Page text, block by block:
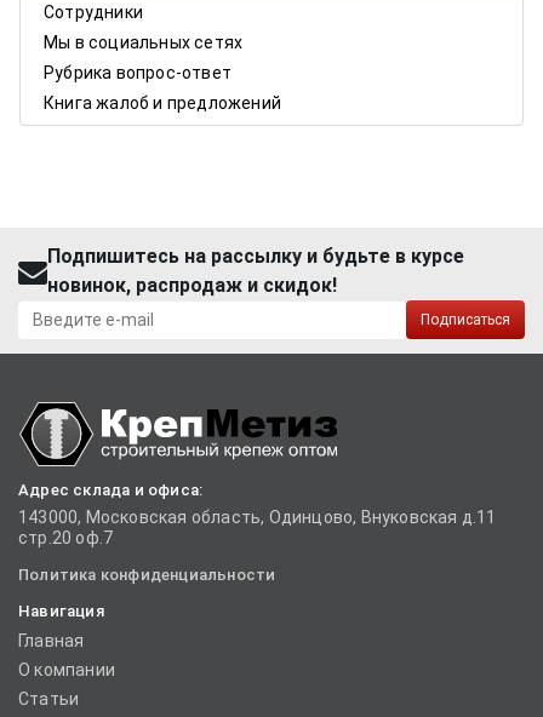
Сотрудники
Мы в социальных сетях
Рубрика вопрос-ответ
Книга жалоб и предложений
Подпишитесь на рассылку и будьте в курсе
новинок, распродаж и скидок!
Подписаться
Адрес склада и офиса:
143000, Московская область, Одинцово, Внуковская д.11
стр.20 оф.7
Политика конфиденциальности
Навигация
Главная
О компании
Статьи